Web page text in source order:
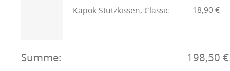
Kapok Stützkissen, Classic 18,90 €
Summe: 198,50 €